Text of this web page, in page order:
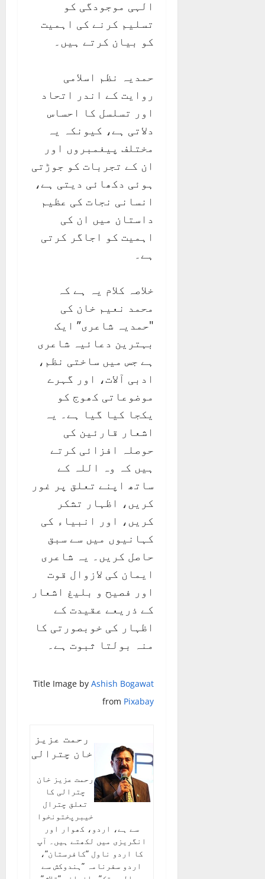
الہی موجودگی کو
تسلیم کرنے کی اہمیت
کو بیان کرتے ہیں۔
حمدیہ نظم اسلامی
روایت کے اندر اتحاد
اور تسلسل کا احساس
دلاتی ہے، کیونکہ یہ
مختلف پیغمبروں اور
ان کے تجربات کو جوڑتی
ہوئی دکھائی دیتی ہے،
انسانی نجات کی عظیم
داستان میں ان کی
اہمیت کو اجاگر کرتی
ہے۔
خلاصہ کلام یہ ہے کہ
محمد نعیم خان کی
"حمدیہ شاعری” ایک
بہترین دعائیہ شاعری
ہے جس میں ساختی نظم،
ادبی آلات، اور گہرے
موضوعاتی کھوج کو
یکجا کیا گیا ہے۔ یہ
اشعار قارئین کی
حوصلہ افزائی کرتے
ہیں کہ وہ اللہ کے
ساتھ اپنے تعلق پر غور
کریں، اظہار تشکر
کریں، اور انبیاء کی
کہانیوں میں سے سبق
حاصل کریں۔ یہ شاعری
ایمان کی لازوال قوت
اور فصیح و بلیغ اشعار
کے ذریعے عقیدت کے
اظہار کی خوبصورتی کا
منہ بولتا ثبوت ہے۔
Title Image by Ashish Bogawat
from Pixabay
رحمت عزیز
خان چترالی
رحمت عزیز خان
چترالی کا
تعلق چترال
خیبرپختونخوا
سے ہے، اردو، کھوار اور
انگریزی میں لکھتے ہیں۔ آپ
کا اردو ناول ”کافرستان”،
اردو سفرنامہ ”ہندوکش سے